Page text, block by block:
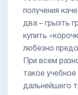
получения
два – грызть
купить
любезно
При всем
такое
дальнейшего